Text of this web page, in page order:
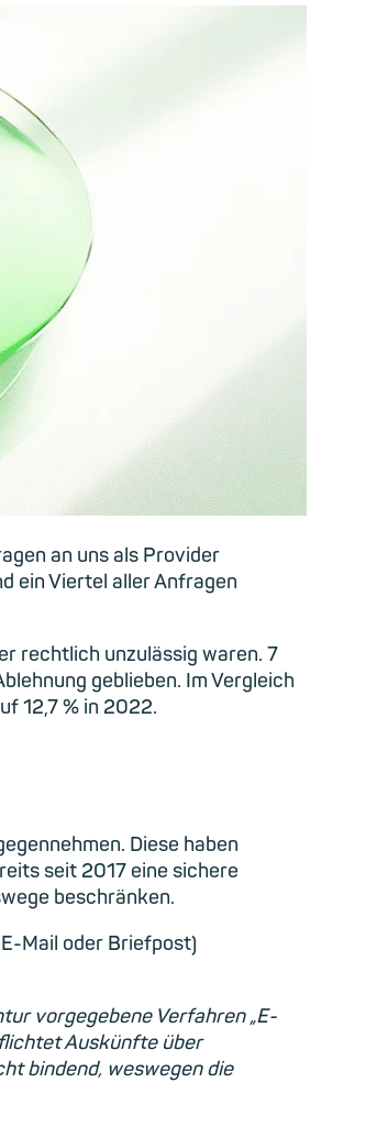
an uns als Provider
ein Viertel aller Anfragen
rechtlich unzulässig waren. 7
geblieben. Im Vergleich
12,7 % in 2022.
Diese haben
seit 2017 eine sichere
beschränken.
Mail oder Briefpost)
vorgegebene Verfahren „E-
Auskünfte über
bindend, weswegen die